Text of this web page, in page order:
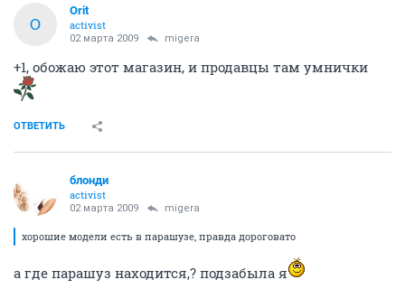
O
Orit
activist
02 марта 2009 migera
+1, обожаю этот магазин, и продавцы там умнички
ОТВЕТИТЬ
блонди
activist
02 марта 2009 migera
хорошие модели есть в парашузе, правда дороговато
а где парашуз находится,? подзабыла я